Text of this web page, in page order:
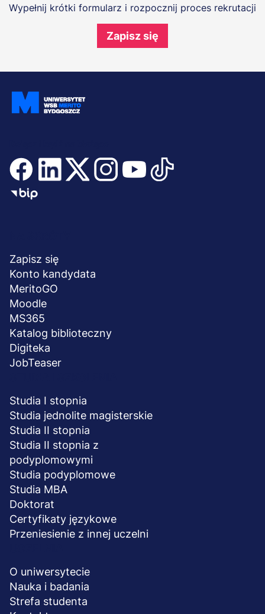
Wypełnij krótki formularz i rozpocznij proces rekrutacji
Zapisz się
stopka
Zapisz się
Konto kandydata
MeritoGO
Moodle
MS365
Katalog biblioteczny
Digiteka
JobTeaser
Studia I stopnia
Studia jednolite magisterskie
Studia II stopnia
Studia II stopnia z
podyplomowymi
Studia podyplomowe
Studia MBA
Doktorat
Certyfikaty językowe
Przeniesienie z innej uczelni
O uniwersytecie
Nauka i badania
Strefa studenta